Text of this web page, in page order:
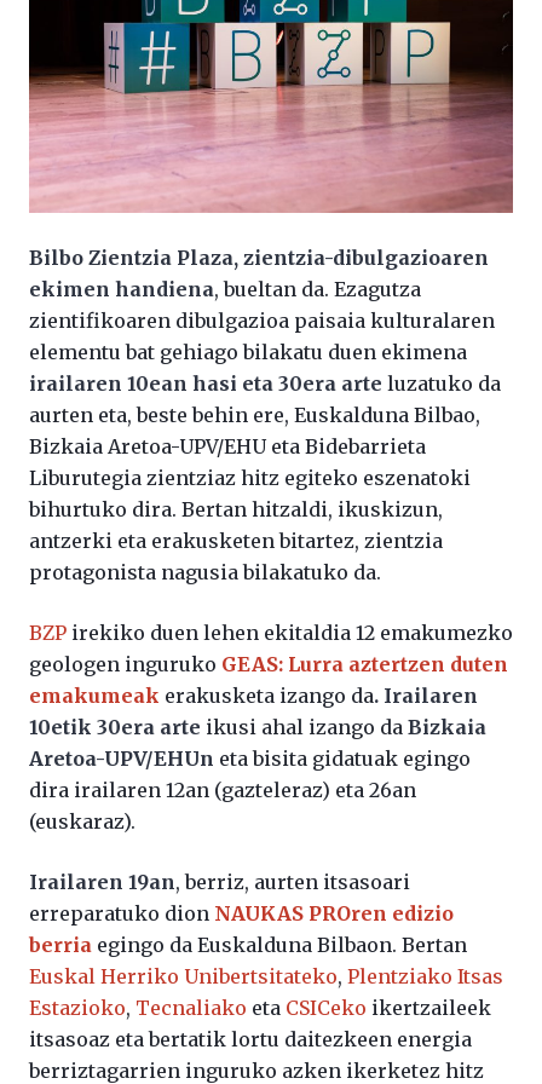
Bilbo Zientzia Plaza, zientzia-dibulgazioaren
ekimen handiena, bueltan da. Ezagutza
zientifikoaren dibulgazioa paisaia kulturalaren
elementu bat gehiago bilakatu duen ekimena
irailaren 10ean hasi eta 30era arte luzatuko da
aurten eta, beste behin ere, Euskalduna Bilbao,
Bizkaia Aretoa-UPV/EHU eta Bidebarrieta
Liburutegia zientziaz hitz egiteko eszenatoki
bihurtuko dira. Bertan hitzaldi, ikuskizun,
antzerki eta erakusketen bitartez, zientzia
protagonista nagusia bilakatuko da.
BZP irekiko duen lehen ekitaldia 12 emakumezko
geologen inguruko GEAS: Lurra aztertzen duten
emakumeak erakusketa izango da. Irailaren
10etik 30era arte ikusi ahal izango da Bizkaia
Aretoa-UPV/EHUn eta bisita gidatuak egingo
dira irailaren 12an (gazteleraz) eta 26an
(euskaraz).
Irailaren 19an, berriz, aurten itsasoari
erreparatuko dion NAUKAS PROren edizio
berria egingo da Euskalduna Bilbaon. Bertan
Euskal Herriko Unibertsitateko, Plentziako Itsas
Estazioko, Tecnaliako eta CSICeko ikertzaileek
itsasoaz eta bertatik lortu daitezkeen energia
berriztagarrien inguruko azken ikerketez hitz